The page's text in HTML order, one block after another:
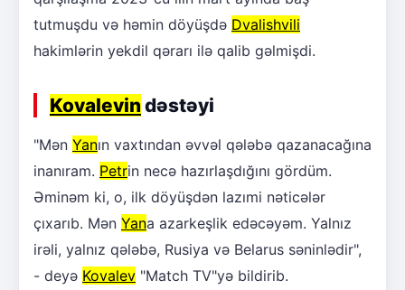
tutmuşdu və həmin döyüşdə Dvalishvili
hakimlərin yekdil qərarı ilə qalib gəlmişdi.
Kovalevin dəstəyi
"Mən Yanın vaxtından əvvəl qələbə qazanacağına
inanıram. Petrin necə hazırlaşdığını gördüm.
Əminəm ki, o, ilk döyüşdən lazımi nəticələr
çıxarıb. Mən Yana azarkeşlik edəcəyəm. Yalnız
irəli, yalnız qələbə, Rusiya və Belarus səninlədir",
- deyə Kovalev "Match TV"yə bildirib.